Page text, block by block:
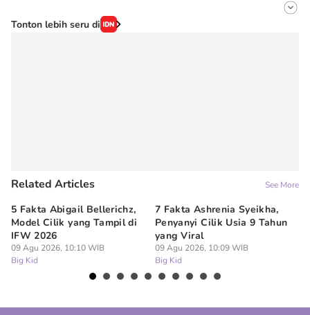
Editor
Tonton lebih seru di
Related Articles See More
5 Fakta Abigail Bellerichz,
Model Cilik yang Tampil di
IFW 2026
09 Agu 2026, 10:10 WIB
Big Kid
7 Fakta Ashrenia Syeikha,
Penyanyi Cilik Usia 9 Tahun
yang Viral
09 Agu 2026, 10:09 WIB
Big Kid